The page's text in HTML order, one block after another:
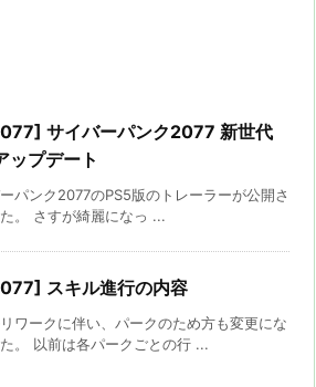
サイバーパンク2077 新世代
ップデート
パンク2077のPS5版のトレーラーが公開さ
。 さすが綺麗になっ ...
スキル進行の内容
ワークに伴い、パークのため方も変更にな
。 以前は各パークごとの行 ...